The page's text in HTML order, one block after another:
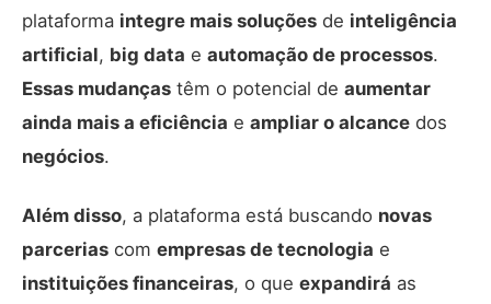
plataforma integre mais soluções de inteligência
artificial, big data e automação de processos.
Essas mudanças têm o potencial de aumentar
ainda mais a eficiência e ampliar o alcance dos
negócios.
Além disso, a plataforma está buscando novas
parcerias com empresas de tecnologia e
instituições financeiras, o que expandirá as